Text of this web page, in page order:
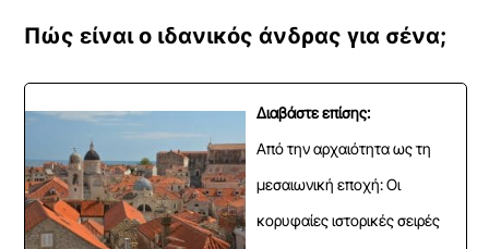
Πώς είναι ο ιδανικός άνδρας για σένα;
Διαβάστε επίσης:
Από την αρχαιότητα ως τη
μεσαιωνική εποχή: Οι
κορυφαίες ιστορικές σειρές